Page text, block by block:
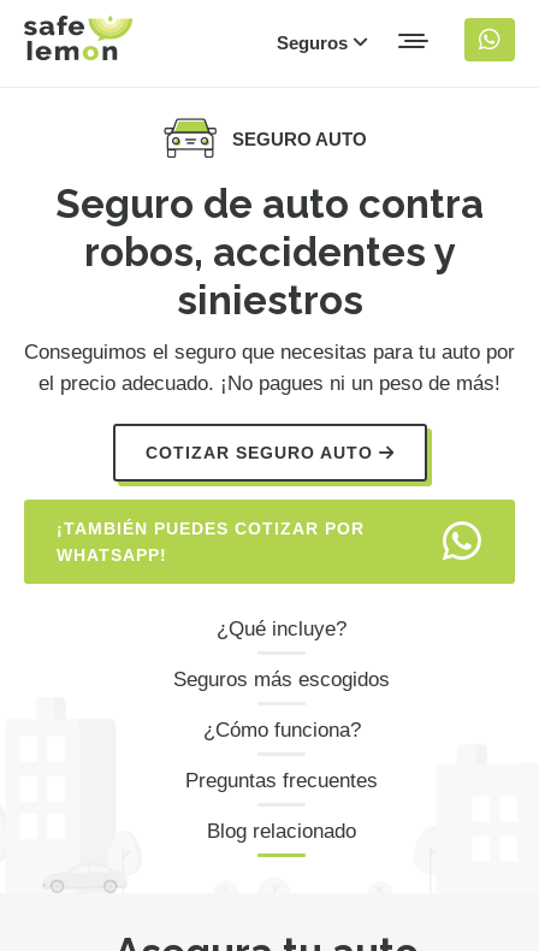
Seguros
SEGURO AUTO
Seguro de auto contra
robos, accidentes y
siniestros
Conseguimos el seguro que necesitas para tu auto por
el precio adecuado. ¡No pagues ni un peso de más!
COTIZAR SEGURO AUTO
¡TAMBIÉN PUEDES COTIZAR POR
WHATSAPP!
¿Qué incluye?
Seguros más escogidos
¿Cómo funciona?
Preguntas frecuentes
Blog relacionado